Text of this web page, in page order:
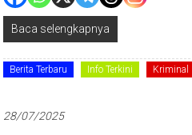
Baca selengkapnya
Berita Terbaru Info Terkini Kriminal
28/07/2025